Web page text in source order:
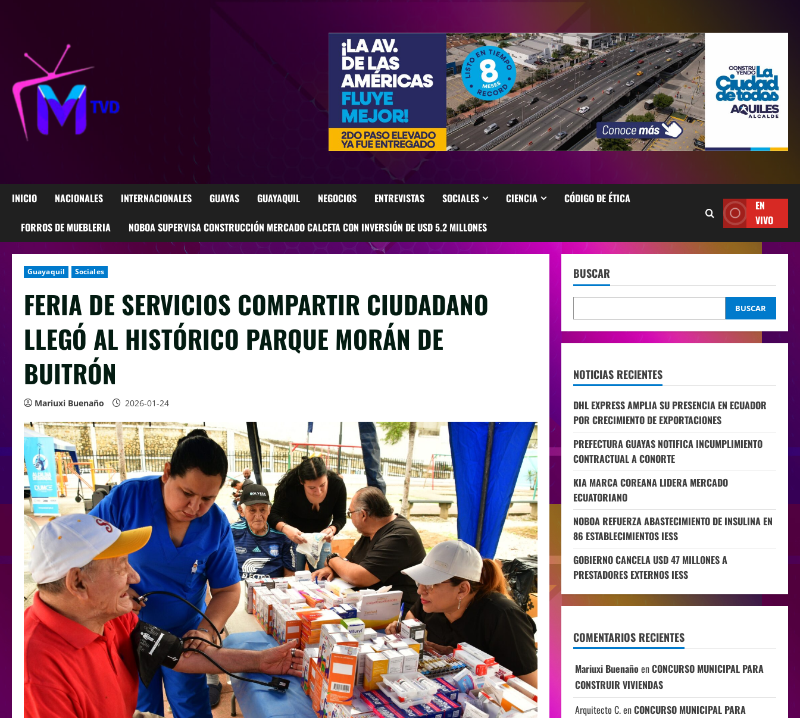
INICIO NACIONALES INTERNACIONALES GUAYAS GUAYAQUIL NEGOCIOS ENTREVISTAS SOCIALES CIENCIA CÓDIGO DE ÉTICA
FORROS DE MUEBLERIA NOBOA SUPERVISA CONSTRUCCIÓN MERCADO CALCETA CON INVERSIÓN DE USD 5.2 MILLONES
EN
VIVO
Guayaquil Sociales
FERIA DE SERVICIOS COMPARTIR CIUDADANO
LLEGÓ AL HISTÓRICO PARQUE MORÁN DE
BUITRÓN
Mariuxi Buenaño 2026-01-24
BUSCAR
BUSCAR
NOTICIAS RECIENTES
DHL EXPRESS AMPLIA SU PRESENCIA EN ECUADOR
POR CRECIMIENTO DE EXPORTACIONES
PREFECTURA GUAYAS NOTIFICA INCUMPLIMIENTO
CONTRACTUAL A CONORTE
KIA MARCA COREANA LIDERA MERCADO
ECUATORIANO
NOBOA REFUERZA ABASTECIMIENTO DE INSULINA EN
86 ESTABLECIMIENTOS IESS
GOBIERNO CANCELA USD 47 MILLONES A
PRESTADORES EXTERNOS IESS
COMENTARIOS RECIENTES
Mariuxi Buenaño enCONCURSO MUNICIPAL PARA
CONSTRUIR VIVIENDAS
Arquitecto C.enCONCURSO MUNICIPAL PARA